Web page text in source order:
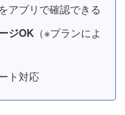
アプリで確認できる
ジOK （※プランによ
ト対応